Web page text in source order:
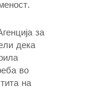
за
дека
во
на